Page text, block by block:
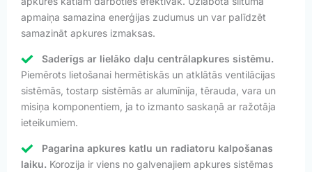
apmaiņa samazina enerģijas zudumus un var palīdzēt
samazināt apkures izmaksas.
Saderīgs ar lielāko daļu centrālapkures sistēmu.
Piemērots lietošanai hermētiskās un atklātās ventilācijas
sistēmās, tostarp sistēmās ar alumīnija, tērauda, vara un
misiņa komponentiem, ja to izmanto saskaņā ar ražotāja
ieteikumiem.
Pagarina apkures katlu un radiatoru kalpošanas
laiku. Korozija ir viens no galvenajiem apkures sistēmas